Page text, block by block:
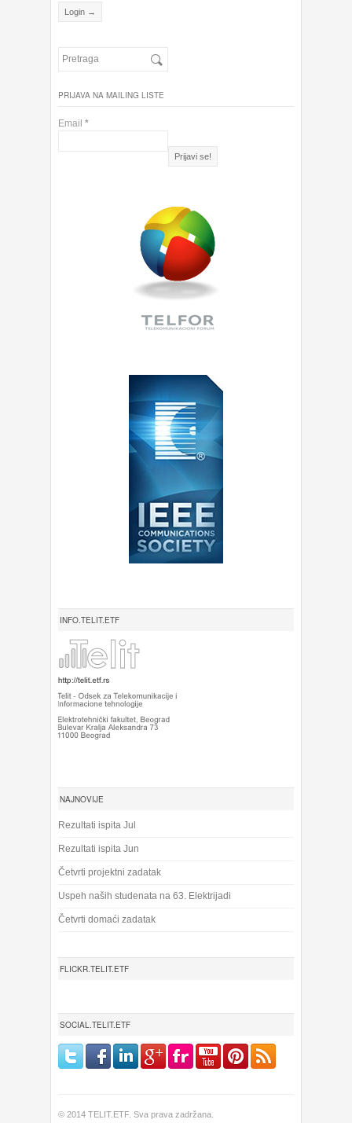
PRIJAVA NA MAILING LISTE
Email *
INFO.TELIT.ETF
NAJNOVIJE
Rezultati ispita Jul
Rezultati ispita Jun
Četvrti projektni zadatak
Uspeh naših studenata na 63. Elektrijadi
Četvrti domaći zadatak
FLICKR.TELIT.ETF
SOCIAL.TELIT.ETF
© 2014 TELIT.ETF. Sva prava zadržana.